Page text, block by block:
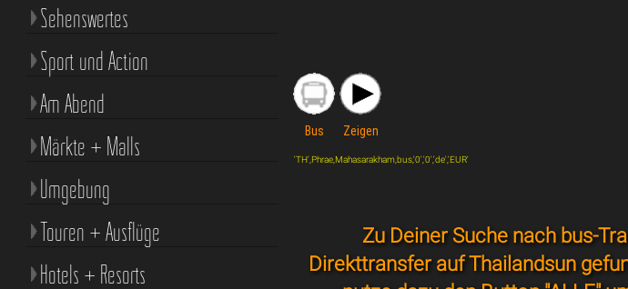
Bus Zeigen
'TH',Phrae,Mahasarakham,bus,'0','0','de','EUR'
Zu Deiner Suche nach bus-
Direkttransfer auf Thailandsun
Sehenswertes
Sport und Action
Am Abend
Märkte + Malls
Umgebung
Touren + Ausflüge
Hotels + Resorts